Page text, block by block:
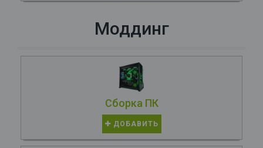
Моддинг
Сборка ПК
ДОБАВИТЬ